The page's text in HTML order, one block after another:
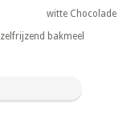
witte Chocolade
zelfrijzend bakmeel